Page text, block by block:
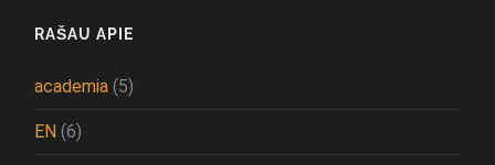
RAŠAU APIE
academia (5)
EN (6)